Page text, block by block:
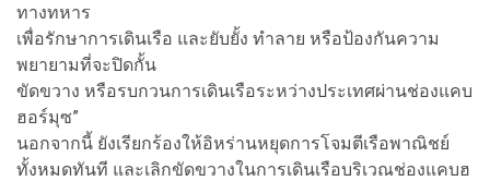
ทางทหาร
เพื่อรักษาการเดินเรือ และยับยั้ง ทำลาย หรือป้องกันความ
พยายามที่จะปิดกั้น
ขัดขวาง หรือรบกวนการเดินเรือระหว่างประเทศผ่านช่องแคบ
ฮอร์มุซ”
นอกจากนี้ ยังเรียกร้องให้อิหร่านหยุดการโจมตีเรือพาณิชย์
ทั้งหมดทันที และเลิกขัดขวางในการเดินเรือบริเวณช่องแคบฮ